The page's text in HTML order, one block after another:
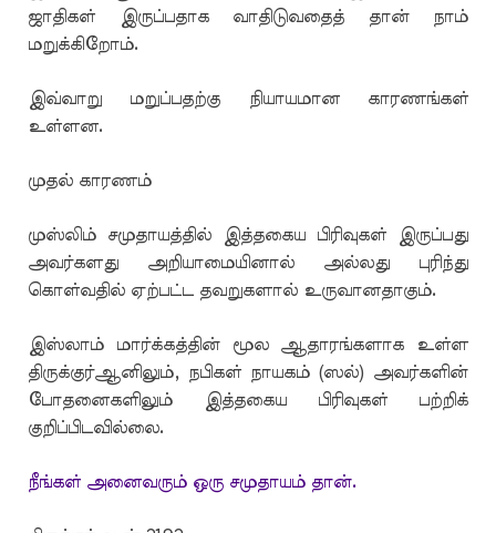
ஜாதிகள் இருப்பதாக வாதிடுவதைத் தான் நாம்
மறுக்கிறோம்.
இவ்வாறு மறுப்பதற்கு நியாயமான காரணங்கள்
உள்ளன.
முதல் காரணம்
முஸ்லிம் சமுதாயத்தில் இத்தகைய பிரிவுகள் இருப்பது
அவர்களது அறியாமையினால் அல்லது புரிந்து
கொள்வதில் ஏற்பட்ட தவறுகளால் உருவானதாகும்.
இஸ்லாம் மார்க்கத்தின் மூல ஆதாரங்களாக உள்ள
திருக்குர்ஆனிலும், நபிகள் நாயகம் (ஸல்) அவர்களின்
போதனைகளிலும் இத்தகைய பிரிவுகள் பற்றிக்
குறிப்பிடவில்லை.
நீங்கள் அனைவரும் ஒரு சமுதாயம் தான்.